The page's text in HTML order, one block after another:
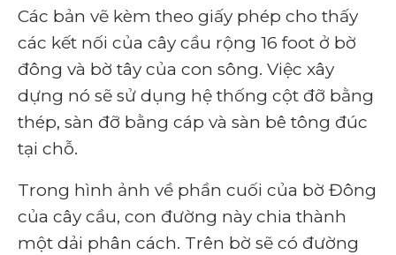
Các bản vẽ kèm theo giấy phép cho thấy
các kết nối của cây cầu rộng 16 foot ở bờ
đông và bờ tây của con sông. Việc xây
dựng nó sẽ sử dụng hệ thống cột đỡ bằng
thép, sàn đỡ bằng cáp và sàn bê tông đúc
tại chỗ.
Trong hình ảnh về phần cuối của bờ Đông
của cây cầu, con đường này chia thành
một dải phân cách. Trên bờ sẽ có đường